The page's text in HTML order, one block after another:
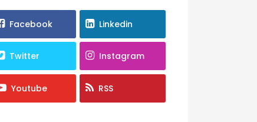
Facebook Linkedin
Twitter Instagram
Youtube RSS